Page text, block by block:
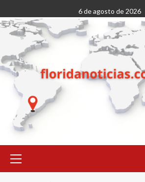
al
contenido
6 de agosto de 2026
primario